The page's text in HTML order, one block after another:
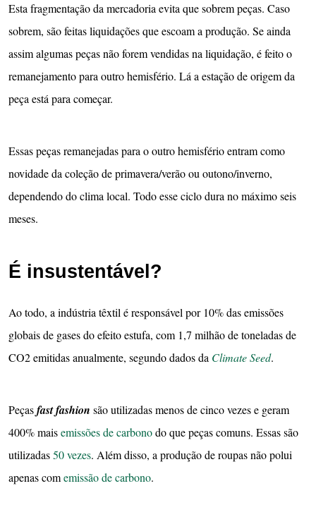
Esta fragmentação da mercadoria evita que sobrem peças. Caso
sobrem, são feitas liquidações que escoam a produção. Se ainda
assim algumas peças não forem vendidas na liquidação, é feito o
remanejamento para outro hemisfério. Lá a estação de origem da
peça está para começar.
Essas peças remanejadas para o outro hemisfério entram como
novidade da coleção de primavera/verão ou outono/inverno,
dependendo do clima local. Todo esse ciclo dura no máximo seis
meses.
É insustentável?
Ao todo, a indústria têxtil é responsável por 10% das emissões
globais de gases do efeito estufa, com 1,7 milhão de toneladas de
CO2 emitidas anualmente, segundo dados da Climate Seed.
Peçasfast fashion são utilizadas menos de cinco vezes e geram
400% maisemissões de carbonodo que peças comuns. Essas são
utilizadas50 vezes. Além disso, a produção de roupas não polui
apenas comemissão de carbono.